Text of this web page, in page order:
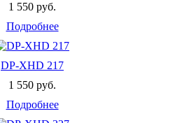
1 550 руб.
Подробнее
DP-XHD 217
1 550 руб.
Подробнее